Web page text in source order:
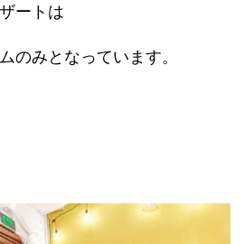
ートは
のみとなっています。